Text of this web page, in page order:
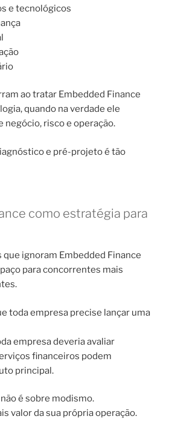
e tecnológicos
ao tratar Embedded Finance
quando na verdade ele
negócio, risco e operação.
e pré-projeto é tão
como estratégia para
que ignoram Embedded Finance
para concorrentes mais
toda empresa precise lançar uma
empresa deveria avaliar
financeiros podem
principal.
é sobre modismo.
valor da sua própria operação.